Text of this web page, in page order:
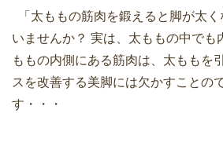
「太ももの筋肉を鍛えると脚が太
いませんか？ 実は、太ももの中でも
ももの内側にある筋肉は、太ももを
スを改善する美脚には欠かすことの
す・・・